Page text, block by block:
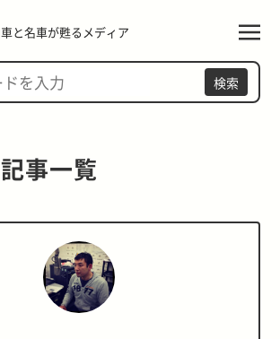
と名車が甦るメディア
検索
事一覧